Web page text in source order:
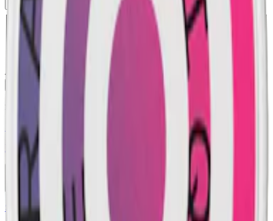
Välj antal dosor
1-pack
46,90 kr 5-pack 209,90 kr 41,98 kr
10-pack
41,99 kr 30-pack 1 253,40 kr
50-pack
2 074,50 kr 41,49 kr
419,90 kr
relaterade produkter
Styrka Normal · Slim
Helwit Cherry 3
10-pack
Styrka Normal · Slim